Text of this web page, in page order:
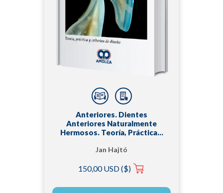
Anteriores. Dientes
Anteriores Naturalmente
Hermosos. Teoría, Práctica y
Jan Hajtó
150,00 USD ($)